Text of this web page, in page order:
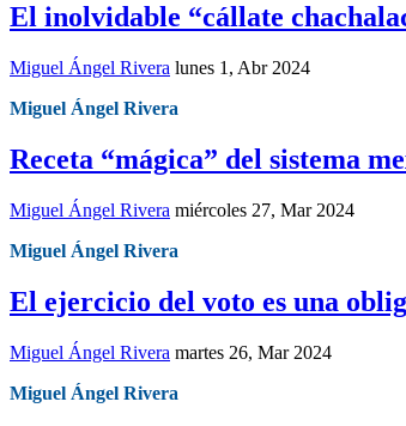
El inolvidable “cállate
Miguel Ángel Rivera lunes 1, Abr 2024
Miguel Ángel Rivera
Receta “mágica” del sistema
Miguel Ángel Rivera miércoles 27, Mar 2024
Miguel Ángel Rivera
El ejercicio del voto es una
Miguel Ángel Rivera martes 26, Mar 2024
Miguel Ángel Rivera